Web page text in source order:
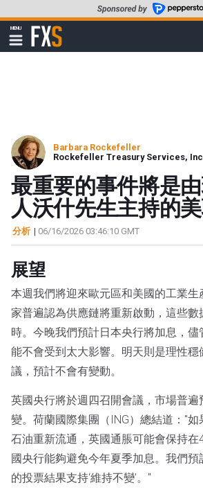
至
要
MENU
顯
示
FXStreet
Barbara Rockefeller
Rockefeller Treasury Services,
最重要的事件將是
人沃什先生主持的
分析 | 06/16/2026 03:46:10 GMT
展望
本週我們將迎來歐元區和美國的工業生
家普遍認為供應鏈將重新啟動，這些數
時。今晚我們預計日本央行將加息，
能不會受到太大影響。明天則是理性穩
議，預計不會有變動。
英國央行將於週四召開會議，市場普遍
變。荷蘭國際集團（ING）總結道："如
石油重新流通，英國通脹可能會保持在
國央行能夠避免今年夏季加息。我們
的投票結果支持‘維持不變’。"